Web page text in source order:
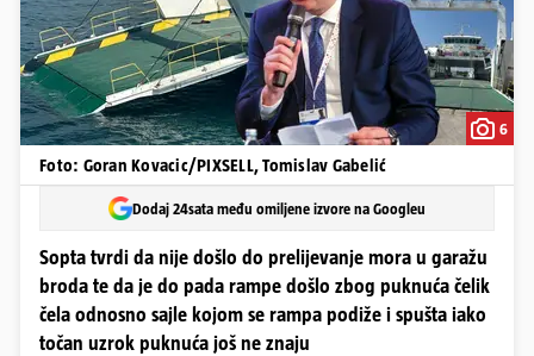
6
Foto: Goran Kovacic/PIXSELL, Tomislav Gabelić
Dodaj 24sata među omiljene izvore na Googleu
Sopta tvrdi da nije došlo do prelijevanje mora u garažu
broda te da je do pada rampe došlo zbog puknuća čelik
čela odnosno sajle kojom se rampa podiže i spušta iako
točan uzrok puknuća još ne znaju